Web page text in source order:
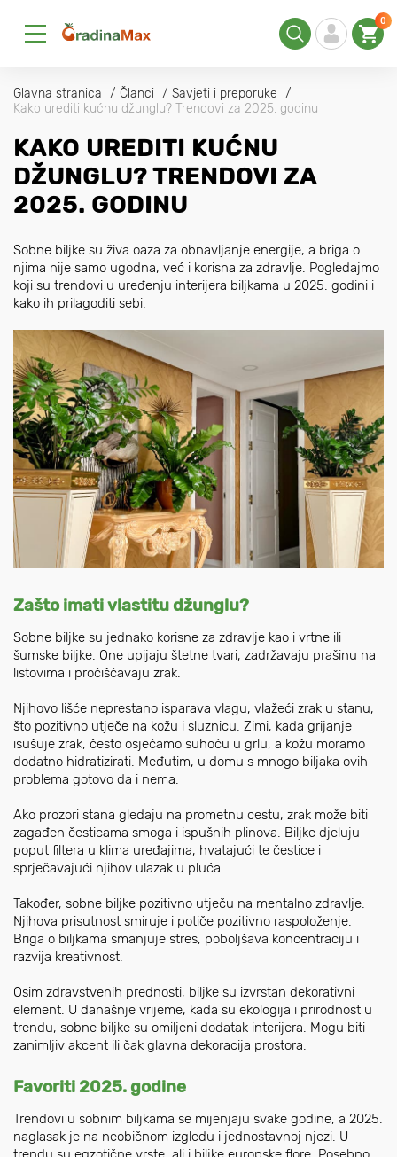
0
Glavna stranica Članci
Savjeti i preporuke
Kako urediti kućnu džunglu? Trendovi za 2025. godinu
KAKO UREDITI KUĆNU
DŽUNGLU? TRENDOVI ZA
2025. GODINU
Sobne biljke su živa oaza za obnavljanje energije, a briga o
njima nije samo ugodna, već i korisna za zdravlje. Pogledajmo
koji su trendovi u uređenju interijera biljkama u 2025. godini i
kako ih prilagoditi sebi.
Zašto imati vlastitu džunglu?
Sobne biljke su jednako korisne za zdravlje kao i vrtne ili
šumske biljke. One upijaju štetne tvari, zadržavaju prašinu na
listovima i pročišćavaju zrak.
Njihovo lišće neprestano isparava vlagu, vlažeći zrak u stanu,
što pozitivno utječe na kožu i sluznicu. Zimi, kada grijanje
isušuje zrak, često osjećamo suhoću u grlu, a kožu moramo
dodatno hidratizirati. Međutim, u domu s mnogo biljaka ovih
problema gotovo da i nema.
Ako prozori stana gledaju na prometnu cestu, zrak može biti
zagađen česticama smoga i ispušnih plinova. Biljke djeluju
poput filtera u klima uređajima, hvatajući te čestice i
sprječavajući njihov ulazak u pluća.
Također, sobne biljke pozitivno utječu na mentalno zdravlje.
Njihova prisutnost smiruje i potiče pozitivno raspoloženje.
Briga o biljkama smanjuje stres, poboljšava koncentraciju i
razvija kreativnost.
Osim zdravstvenih prednosti, biljke su izvrstan dekorativni
element. U današnje vrijeme, kada su ekologija i prirodnost u
trendu, sobne biljke su omiljeni dodatak interijera. Mogu biti
zanimljiv akcent ili čak glavna dekoracija prostora.
Favoriti 2025. godine
Trendovi u sobnim biljkama se mijenjaju svake godine, a 2025.
naglasak je na neobičnom izgledu i jednostavnoj njezi. U